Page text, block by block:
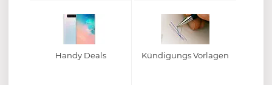
Handy Deals Kündigungs Vorlagen